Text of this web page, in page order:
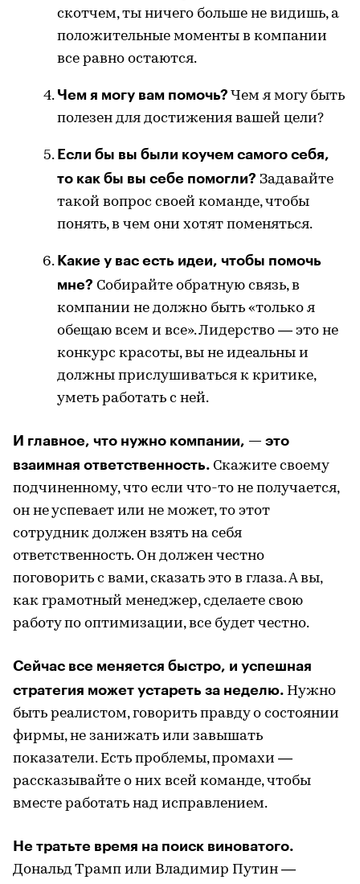
скотчем, ты ничего больше не видишь, а
положительные моменты в компании
все равно остаются.
Чем я могу вам помочь? Чем я могу быть
полезен для достижения вашей цели?
Если бы вы были коучем самого себя,
то как бы вы себе помогли? Задавайте
такой вопрос своей команде, чтобы
понять, в чем они хотят поменяться.
Какие у вас есть идеи, чтобы помочь
мне? Собирайте обратную связь, в
компании не должно быть «только я
обещаю всем и все». Лидерство — это не
конкурс красоты, вы не идеальны и
должны прислушиваться к критике,
уметь работать с ней.
И главное, что нужно компании, — это
взаимная ответственность. Скажите своему
подчиненному, что если что-то не получается,
он не успевает или не может, то этот
сотрудник должен взять на себя
ответственность. Он должен честно
поговорить с вами, сказать это в глаза. А вы,
как грамотный менеджер, сделаете свою
работу по оптимизации, все будет честно.
Сейчас все меняется быстро, и успешная
стратегия может устареть за неделю. Нужно
быть реалистом, говорить правду о состоянии
фирмы, не занижать или завышать
показатели. Есть проблемы, промахи —
рассказывайте о них всей команде, чтобы
вместе работать над исправлением.
Не тратьте время на поиск виноватого.
Дональд Трамп или Владимир Путин —